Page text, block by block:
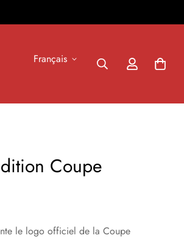
Français
Coupe
le logo officiel de la Coupe